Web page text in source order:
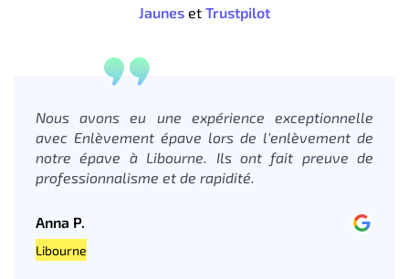
Jaunes et Trustpilot
Nous avons eu une expérience exceptionnelle
avec Enlèvement épave lors de l'enlèvement de
notre épave à Libourne. Ils ont fait preuve de
professionnalisme et de rapidité.
Anna P.
Libourne